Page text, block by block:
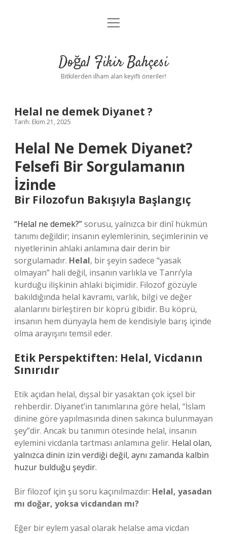
Anasayfa
Yasal Uyarı
menüyü
Doğal Fikir Bahçesi
Bitkilerden ilham alan keyifli öneriler!
Helal ne demek Diyanet ?
Tarih: Ekim 21, 2025
Helal Ne Demek Diyanet?
Felsefi Bir Sorgulamanın
İzinde
Bir Filozofun Bakışıyla Başlangıç
“Helal ne demek?”sorusu, yalnızca bir dinî hükmün
tanımı değildir; insanın eylemlerinin, seçimlerinin ve
niyetlerinin ahlaki anlamına dair derin bir
sorgulamadır. Helal, bir şeyin sadece “yasak
olmayan” hali değil, insanın varlıkla ve Tanrı’yla
kurduğu ilişkinin ahlaki biçimidir. Filozof gözüyle
bakıldığında helal kavramı, varlık, bilgi ve değer
alanlarını birleştiren bir köprü gibidir. Bu köprü,
insanın hem dünyayla hem de kendisiyle barış içinde
olma arayışını temsil eder.
Etik Perspektiften: Helal, Vicdanın
Sınırıdır
Etik açıdan helal, dışsal bir yasaktan çok içsel bir
rehberdir. Diyanet’in tanımlarına göre helal, “İslam
dinine göre yapılmasında dinen sakınca bulunmayan
şey”dir. Ancak bu tanımın ötesinde helal, insanın
eylemini vicdanla tartması anlamına gelir. Helal olan,
yalnızca dinin izin verdiği değil, aynı zamanda kalbin
huzur bulduğu şeydir.
Bir filozof için şu soru kaçınılmazdır: Helal, yasadan
mı doğar, yoksa vicdandan mı?
Eğer bir eylem yasal olarak helalse ama vicdan